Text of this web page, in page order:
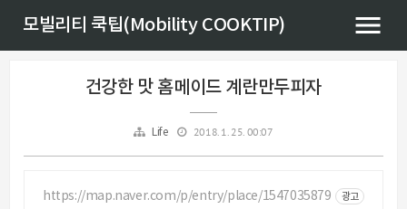
모빌리티 쿡팁(Mobility COOKTIP)
건강한 맛 홈메이드 계란만두피자
Life 2018. 1. 25. 00:07
https://map.naver.com/p/entry/place/1547035879 광고